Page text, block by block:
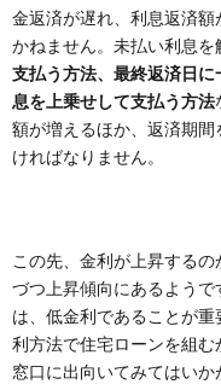
金返済が遅れ、利息返済額
かねません。未払い利息を
支払う方法、最終返済日に
息を上乗せして支払う方法
額が増えるほか、返済期
ければなりません。
この先、金利が上昇する
づつ上昇傾向にあるよう
は、低金利であることが
利方法で住宅ローンを組
窓口に出向いてみてはいか